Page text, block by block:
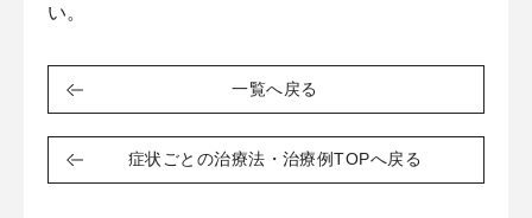
い。
一覧へ戻る
症状ごとの治療法・治療例TOPへ戻る